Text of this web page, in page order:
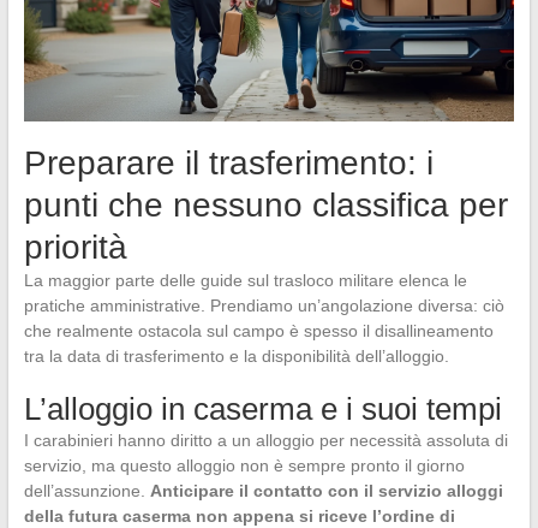
Preparare il trasferimento: i
punti che nessuno classifica per
priorità
La maggior parte delle guide sul trasloco militare elenca le
pratiche amministrative. Prendiamo un’angolazione diversa: ciò
che realmente ostacola sul campo è spesso il disallineamento
tra la data di trasferimento e la disponibilità dell’alloggio.
L’alloggio in caserma e i suoi tempi
I carabinieri hanno diritto a un alloggio per necessità assoluta di
servizio, ma questo alloggio non è sempre pronto il giorno
dell’assunzione. Anticipare il contatto con il servizio alloggi
della futura caserma non appena si riceve l’ordine di